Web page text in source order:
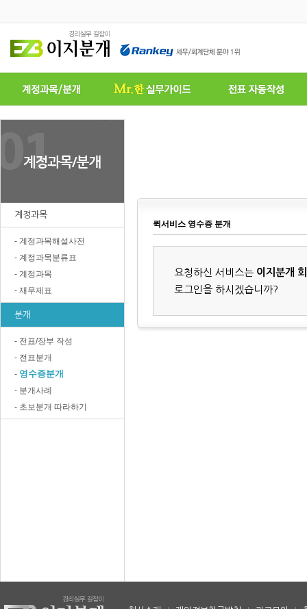
계정과목
- 계정과목해설사전
- 계정과목분류표
- 계정과목
- 재무제표
분개
- 전표/장부 작성
- 전표분개
- 영수증분개
- 분개사례
- 초보분개 따라하기
퀵서비스 영수증 분개
요청하신 서비스는 이지분개
로그인을 하시겠습니까?